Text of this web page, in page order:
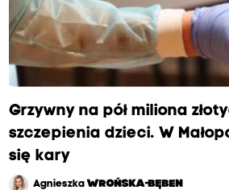
Grzywny na pół miliona
szczepienia dzieci. W
się kary
AgnieszkaWROŃSKA-BĘBEN